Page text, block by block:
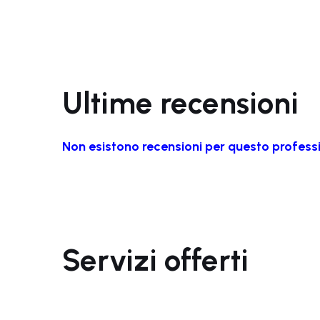
Ultime recensioni
Non esistono recensioni per questo
Servizi offerti